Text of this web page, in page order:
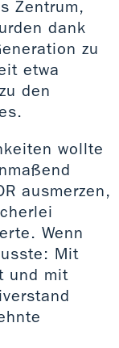
Zentrum,
dank
zu
etwa
den
wollte
ausmerzen,
Wenn
Mit
und mit